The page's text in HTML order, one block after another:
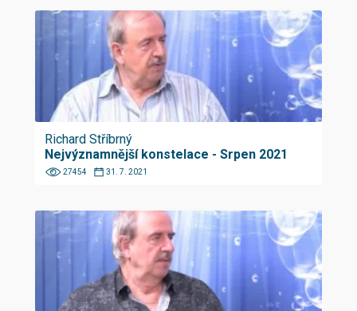
Richard Stříbrný
Nejvýznamnější konstelace - Srpen 2021
27454 31. 7. 2021